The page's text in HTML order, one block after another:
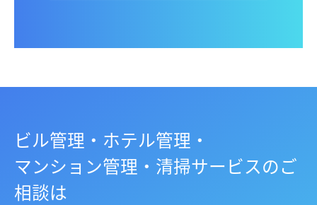
ビル管理・ホテル管理・
マンション管理・清掃サービスのご
相談は